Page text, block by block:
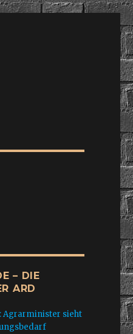
– DIE
ARD
Agrarminister sieht